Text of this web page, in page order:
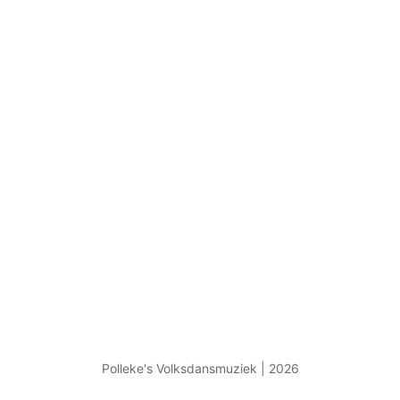
Polleke's Volksdansmuziek | 2026